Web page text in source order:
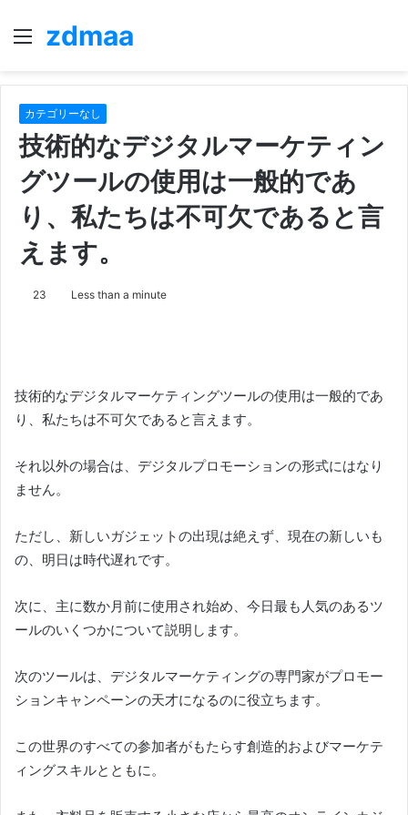
Menu
zdmaa
カテゴリーなし
技術的なデジタルマーケティン
グツールの使用は一般的であ
り、私たちは不可欠であると言
えます。
23 Less than a minute
技術的なデジタルマーケティングツールの使用は一般的であ
り、私たちは不可欠であると言えます。
それ以外の場合は、デジタルプロモーションの形式にはなり
ません。
ただし、新しいガジェットの出現は絶えず、現在の新しいも
の、明日は時代遅れです。
次に、主に数か月前に使用され始め、今日最も人気のあるツ
ールのいくつかについて説明します。
次のツールは、デジタルマーケティングの専門家がプロモー
ションキャンペーンの天才になるのに役立ちます。
この世界のすべての参加者がもたらす創造的およびマーケテ
ィングスキルとともに。